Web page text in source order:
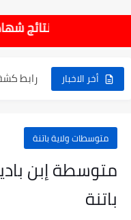
هام : نتائج شهادة التعليم المتوسط 2026 يوم
أخر الاخبار
متوسطات ولاية باتنة
متوسطة إبن
باتنة